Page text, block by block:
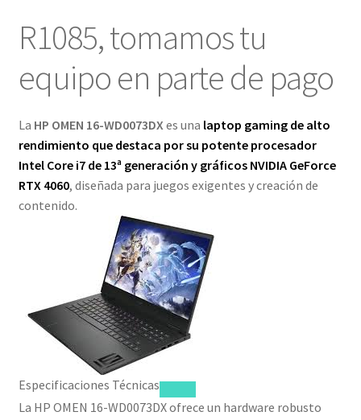
R1085, tomamos tu
equipo en parte de pago
La HP OMEN 16-WD0073DXes una laptop gaming de alto
rendimiento que destaca por su potente procesador
Intel Core i7 de 13ª generación y gráficos NVIDIA GeForce
RTX 4060, diseñada para juegos exigentes y creación de
contenido.
Especificaciones Técnicas
La HP OMEN 16-WD0073DX ofrece un hardware robusto